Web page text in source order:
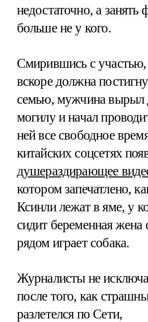
недостаточно, а занять
больше не у кого.
Смирившись с участью,
вскоре должна
семью, мужчина вырыл
могилу и начал
ней все свободное
китайских соцсетях
душераздирающее
котором запечатлено,
Ксинли лежат в яме, у
сидит беременная жена
рядом играет собака.
Журналисты не
после того, как
разлетелся по Сети,